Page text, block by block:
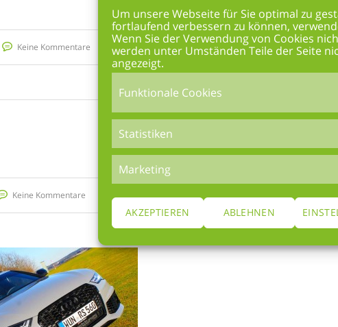
Um unsere Webseite für Sie optimal zu
fortlaufend verbessern zu können,
Wenn Sie der Verwendung von Cookies
werden unter Umständen Teile der Seite
angezeigt.
Funktionale Cookies
Statistiken
Marketing
AKZEPTIEREN ABLEHNEN
Keine Kommentare 4. Juli 2016 Keine
Keine Kommentare 4. Juli 2016 Keine